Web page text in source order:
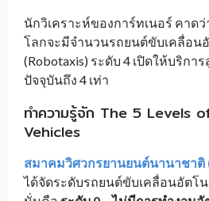
นักวิเคราะห์ของการ์ทเนอร์ คาดว่
โลกจะมีจำนวนรถยนต์ขับเคลื่อน
(Robotaxis) ระดับ 4 เปิดให้บริกา
ปัจจุบันถึง 4 เท่า
ทำความรู้จัก The 5 Levels
Vehicles
สมาคมวิศวกรยานยนต์นานาชาติ
ได้จัดระดับรถยนต์ขับเคลื่อนอัตโ